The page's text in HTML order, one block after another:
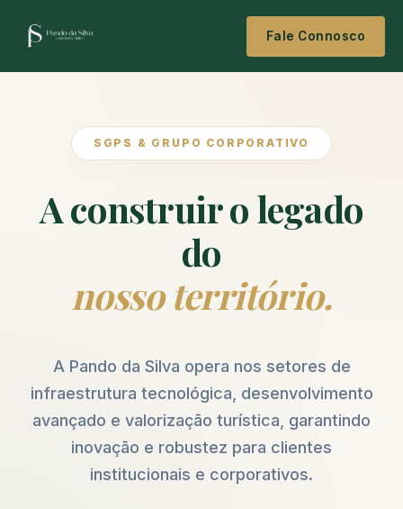
Fale Connosco
SGPS & GRUPO CORPORATIVO
A construir o legado
do
nosso território.
A Pando da Silva opera nos setores de
infraestrutura tecnológica, desenvolvimento
avançado e valorização turística, garantindo
inovação e robustez para clientes
institucionais e corporativos.